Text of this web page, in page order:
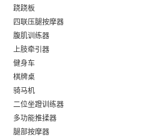
跷跷板
四联压腿按摩器
腹肌训练器
上肢牵引器
健身车
棋牌桌
骑马机
二位坐蹬训练器
多功能推揉器
腿部按摩器